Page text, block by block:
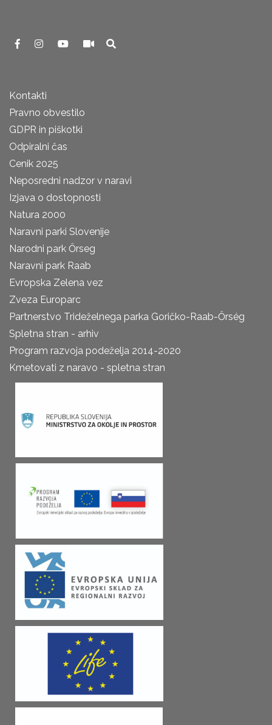
Kontakti
Pravno obvestilo
GDPR in piškotki
Odpiralni čas
Cenik 2025
Neposredni nadzor v naravi
Izjava o dostopnosti
Natura 2000
Naravni parki Slovenije
Narodni park Őrseg
Naravni park Raab
Evropska Zelena vez
Zveza Europarc
Partnerstvo Trideželnega parka Goričko-Raab-Őrség
Spletna stran - arhiv
Program razvoja podeželja 2014-2020
Kmetovati z naravo - spletna stran